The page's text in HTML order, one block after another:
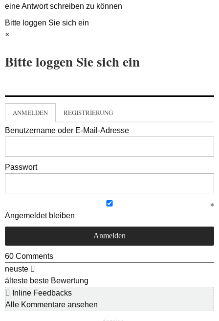
eine Antwort schreiben zu können
Bitte loggen Sie sich ein
×
Bitte loggen Sie sich ein
ANMELDEN REGISTRIERUNG
Benutzername oder E-Mail-Adresse
Passwort
Angemeldet bleiben
60 Comments
neuste
älteste beste Bewertung
Inline Feedbacks
Alle Kommentare ansehen